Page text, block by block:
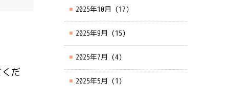
だ
2025年10月 (17)
2025年9月 (15)
2025年7月 (4)
2025年5月 (1)